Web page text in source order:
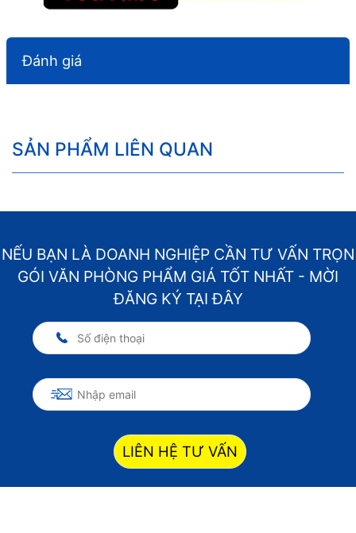
Đánh giá
SẢN PHẨM LIÊN QUAN
NẾU BẠN LÀ DOANH NGHIỆP CẦN TƯ VẤN TRỌN
GÓI VĂN PHÒNG PHẨM GIÁ TỐT NHẤT - MỜI
ĐĂNG KÝ TẠI ĐÂY
LIÊN HỆ TƯ VẤN